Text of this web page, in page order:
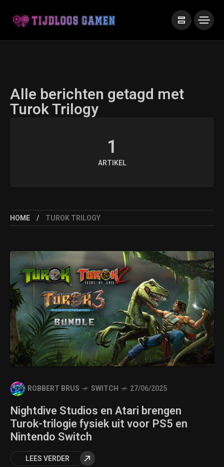
Alle berichten getagd met
Turok Trilogy
1
ARTIKEL
HOME TUROK TRILOGY
ROBBERT BRUS SWITCH 27/06/2025
Nightdive Studios en Atari brengen
Turok-trilogie fysiek uit voor PS5 en
Nintendo Switch
LEES VERDER